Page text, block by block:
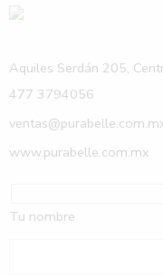
Aquiles Serdán 205,
477 3794056
www.purabelle.com.mx
Tu nombre